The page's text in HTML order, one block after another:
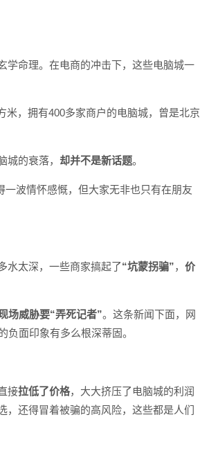
学命理。在电商的冲击下，这些电脑城一
米，拥有400多家商户的电脑城，曾是北京
的衰落， 却并不是新话题。
一波情怀感慨，但大家无非也只有在朋友
水太深，一些商家搞起了“坑蒙拐骗”， 价
场威胁要“弄死记者”。这条新闻下面，网
负面印象有多么根深蒂固。
接拉低了价格，大大挤压了电脑城的利润
，还得冒着被骗的高风险，这些都是人们